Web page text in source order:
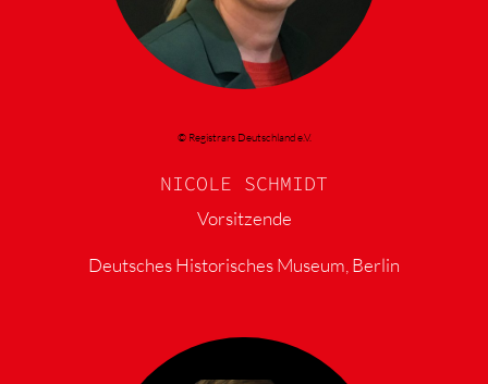
© Registrars Deutschland e.V.
NICOLE SCHMIDT
Vorsitzende
Deutsches Historisches Museum, Berlin